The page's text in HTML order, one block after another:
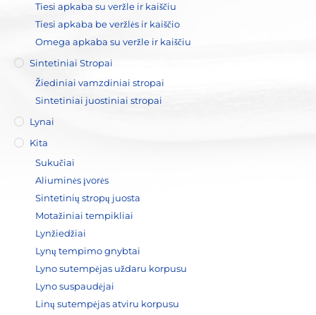
Tiesi apkaba su veržle ir kaiščiu
Tiesi apkaba be veržlės ir kaiščio
Omega apkaba su veržle ir kaiščiu
Sintetiniai Stropai
Žiediniai vamzdiniai stropai
Sintetiniai juostiniai stropai
Lynai
Kita
Sukučiai
Aliuminės įvorės
Sintetinių stropų juosta
Motažiniai tempikliai
Lynžiedžiai
Lynų tempimo gnybtai
Lyno sutempėjas uždaru korpusu
Lyno suspaudėjai
Linų sutempėjas atviru korpusu